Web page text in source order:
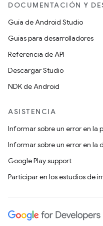
DOCUMENTACIÓN Y
Guía de Android Studio
Guías para desarrolladores
Referencia de API
Descargar Studio
NDK de Android
ASISTENCIA
Informar sobre un error en la
Informar sobre un error en la
Google Play support
Participar en los estudios de